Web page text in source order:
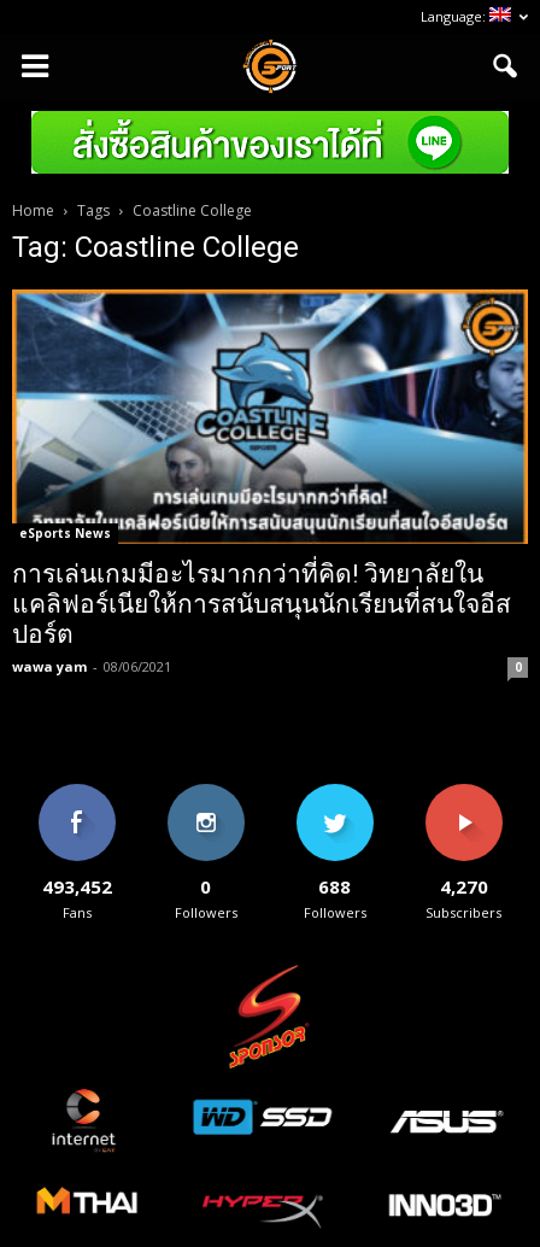
Language:
Home Tags Coastline College
Tag: Coastline College
eSports News
การเล่นเกมมีอะไรมากกว่าที่คิด! วิทยาลัยใน
แคลิฟอร์เนียให้การสนับสนุนนักเรียนที่สนใจอีส
ปอร์ต
wawa yam - 08/06/2021 0
493,452
Fans
0
Followers
688
Followers
4,270
Subscribers